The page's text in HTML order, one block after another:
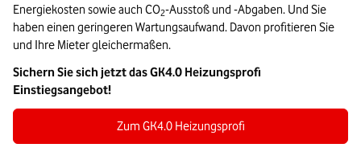
Energiekosten sowie auch CO2-Ausstoß und -Abgaben. Und Sie
haben einen geringeren Wartungsaufwand. Davon profitieren Sie
und Ihre Mieter gleichermaßen.
Sichern Sie sich jetzt das GK4.0 Heizungsprofi
Einstiegsangebot!
Zum GK4.0 Heizungsprofi